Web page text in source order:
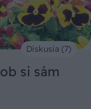
si sám
Diskusia (7)